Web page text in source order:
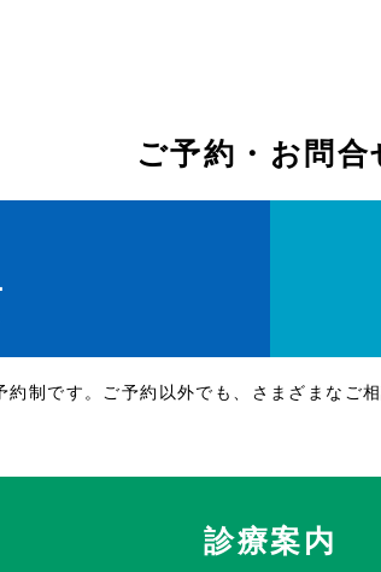
ご予約・お問合
約制です。ご予約以外でも、さまざまなご
診療案内